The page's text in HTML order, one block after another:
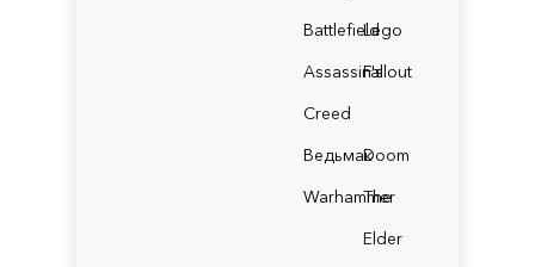
BattlefieldLego
Assassin's
Creed
Fallout
ВедьмакDoom
Warhammer
The
Elder